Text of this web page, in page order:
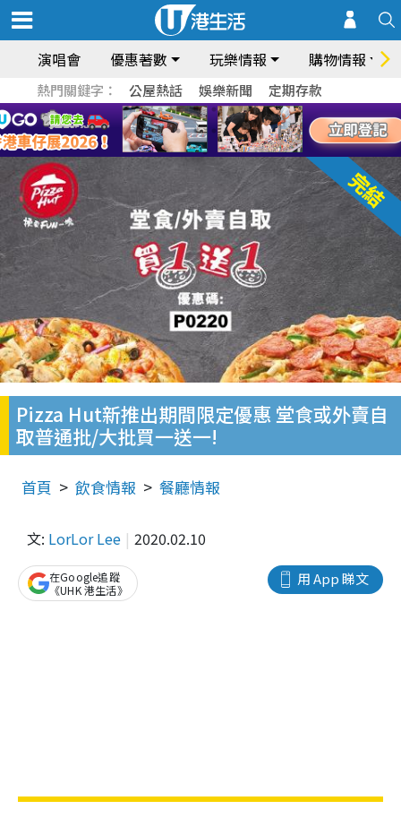
演唱會 優惠著數 玩樂情報 購物情報
熱門關鍵字： 公屋熱話 娛樂新聞 定期存款
Pizza Hut新推出期間限定優惠 堂食或外賣自
取普通批/大批買一送一!
首頁 飲食情報 餐廳情報
文: LorLor Lee 2020.02.10
用 App 睇文
在Google追蹤
《UHK 港生活》